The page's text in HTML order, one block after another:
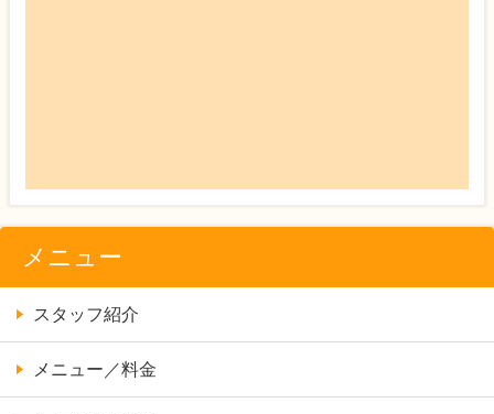
メニュー
スタッフ紹介
メニュー／料金